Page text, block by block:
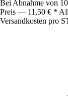
Bei Abnahme von
Preis — 11,50 € *
Versandkosten pro